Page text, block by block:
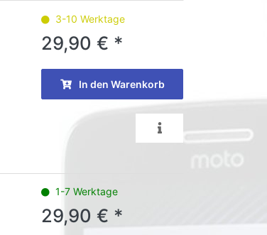
3-10 Werktage
29,90 € *
In den Warenkorb
1-7 Werktage
29,90 € *